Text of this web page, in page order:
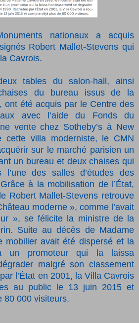
nationaux a acquis
Robert Mallet-Stevens qui
Cavrois.
tables du salon-hall, ainsi
du bureau issus de la
ont été acquis par le Centre des
avec l’aide du Fonds du
vente chez Sotheby’s à New
cette villa moderniste, le CMN
sur le marché parisien un
un bureau et deux chaises qui
l’une des salles d’études des
à la mobilisation de l’État,
Robert Mallet-Stevens retrouve
moderne », comme l’avait
», se félicite la ministre de la
Suite au décès de Madame
mobilier avait été dispersé et la
un promoteur qui la laissa
malgré son classement
l’État en 2001, la Villa Cavrois
au public le 13 juin 2015 et
80 000 visiteurs.